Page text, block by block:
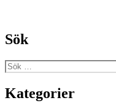
Sök
Sök
efter:
Kategorier